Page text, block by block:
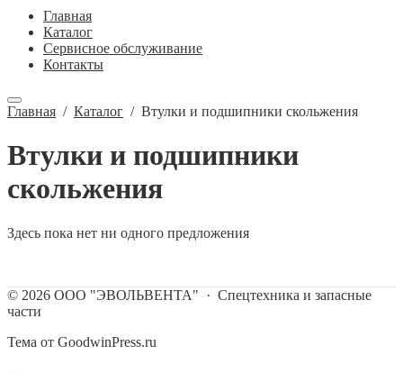
Главная
Каталог
Сервисное обслуживание
Контакты
Главная / Каталог / Втулки и подшипники скольжения
Втулки и подшипники
скольжения
Здесь пока нет ни одного предложения
© 2026 ООО "ЭВОЛЬВЕНТА" · Спецтехника и запасные
части
Тема от GoodwinPress.ru